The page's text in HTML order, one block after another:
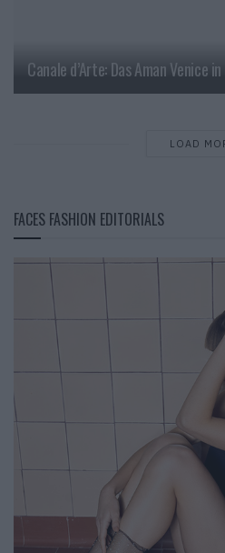
Canale d’Arte: Das Aman Venice
LOAD
FACES FASHION EDITORIALS